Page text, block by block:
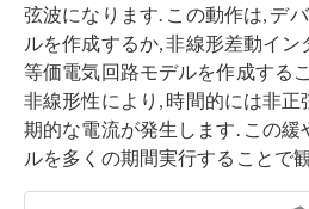
弦波になります. この動作は, デ
ルを作成するか, 非線形差動イ
等価電気回路モデルを作成する
非線形性により, 時間的には非正
期的な電流が発生します. この緩
ルを多くの期間実行することで